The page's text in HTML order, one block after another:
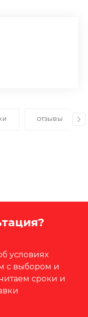
ОТЗЫВЫ
условиях
с выбором и
сроки и